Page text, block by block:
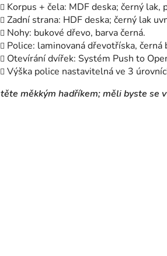
Korpus + čela: MDF deska; černý
Zadní strana: HDF deska; černý lak
Nohy: bukové dřevo, barva černá.
Police: laminovaná dřevotříska, černá
Otevírání dvířek: Systém Push to
Výška police nastavitelná ve 3
měkkým hadříkem; měli byste se